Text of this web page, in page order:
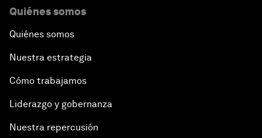
Quiénes somos
Quiénes somos
Nuestra estrategia
Cómo trabajamos
Liderazgo y gobernanza
Nuestra repercusión